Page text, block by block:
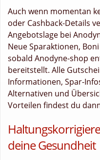
Auch wenn momentan
oder Cashback-Details
Angebotslage bei
Neue Sparaktionen,
sobald Anodyne-shop
bereitstellt. Alle
Informationen, Spar-
Alternativen und
Vorteilen findest du
deine Gesundheit